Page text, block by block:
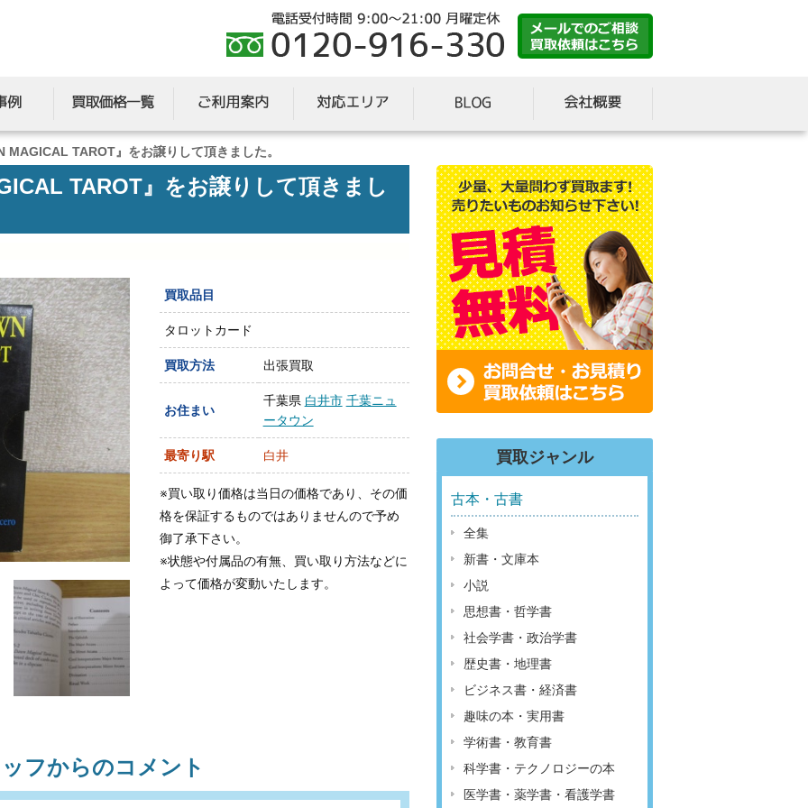
MAGICAL TAROT』をお譲りして頂きました。
TAROT』をお譲りして頂きまし
買取品目
タロットカード
買取方法 出張買取
お住まい
千葉県 白井市 千葉ニュ
ータウン
最寄り駅 白井
※買い取り価格は当日の価格であり、その価
格を保証するものではありませんので予め
御了承下さい。
※状態や付属品の有無、買い取り方法などに
よって価格が変動いたします。
フからのコメント
買取ジャンル
古本・古書
全集
新書・文庫本
小説
思想書・哲学書
社会学書・政治学書
歴史書・地理書
ビジネス書・経済書
趣味の本・実用書
学術書・教育書
科学書・テクノロジーの本
医学書・薬学書・看護学書